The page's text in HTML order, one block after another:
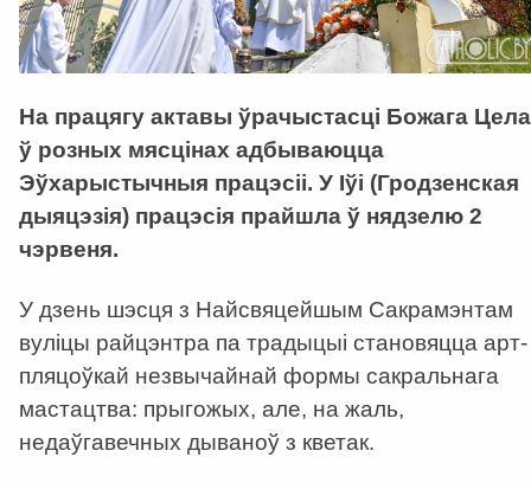
На працягу актавы ўрачыстасці Божага Цела
ў розных мясцінах адбываюцца
Эўхарыстычныя працэсіі. У Іўі (Гродзенская
дыяцэзія) працэсія прайшла ў нядзелю 2
чэрвеня.
У дзень шэсця з Найсвяцейшым Сакрамэнтам
вуліцы райцэнтра па традыцыі становяцца арт-
пляцоўкай незвычайнай формы сакральнага
мастацтва: прыгожых, але, на жаль,
недаўгавечных дываноў з кветак.